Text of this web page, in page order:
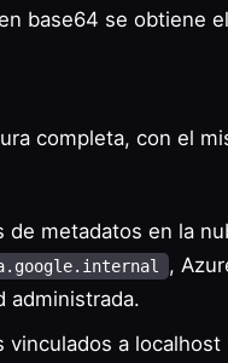
base64 se obtiene
completa, con el
de metadatos en la
,
administrada.
vinculados a localhost